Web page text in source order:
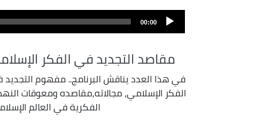
00:00
مقاصد التجديد في الفكر
في هذا العدد يناقش البرنامج.. مفهوم
الفكر الإسلامي، مجالاته،مقاصده ومعوقات
الفكرية في العالم